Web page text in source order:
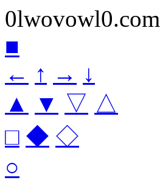
0lwovowl0.com
■
← ↑ → ↓
▲
▼ ▽ △
□ ◆ ◇
○